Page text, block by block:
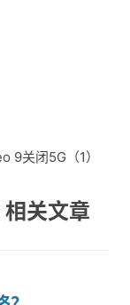
9关闭5G（1）
关文章